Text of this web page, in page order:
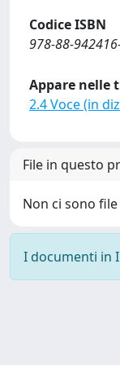
Codice ISBN
978-88-
Appare nelle
2.4 Voce (in
File in questo
Non ci sono
I documenti in